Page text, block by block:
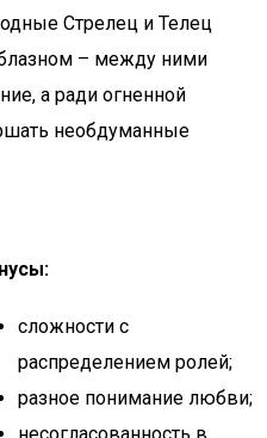
Стрелец и Телец
– между ними
а ради огненной
необдуманные
сложности с
распределением ролей;
разное понимание любви;